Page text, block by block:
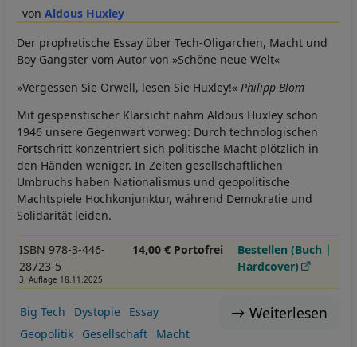
Aldous Huxley
Der prophetische Essay über Tech-Oligarchen, Macht und
Boy Gangster vom Autor von »Schöne neue Welt«
»Vergessen Sie Orwell, lesen Sie Huxley!« Philipp Blom
Mit gespenstischer Klarsicht nahm Aldous Huxley schon
1946 unsere Gegenwart vorweg: Durch technologischen
Fortschritt konzentriert sich politische Macht plötzlich in
den Händen weniger. In Zeiten gesellschaftlichen
Umbruchs haben Nationalismus und geopolitische
Machtspiele Hochkonjunktur, während Demokratie und
Solidarität leiden.
ISBN 978-3-446-
28723-5
3. Auflage 18.11.2025
14,00 € Portofrei
Bestellen (Buch |
Hardcover)
Weiterlesen
Big Tech Dystopie
Essay
Geopolitik
Gesellschaft
Macht